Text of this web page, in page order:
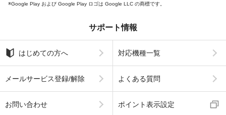
Google Play および Google Play ロゴは Google LLC の商標です。
サポート情報
はじめての方へ 対応機種一覧
メールサービス登録/解除 よくある質問
お問い合わせ ポイント表示設定